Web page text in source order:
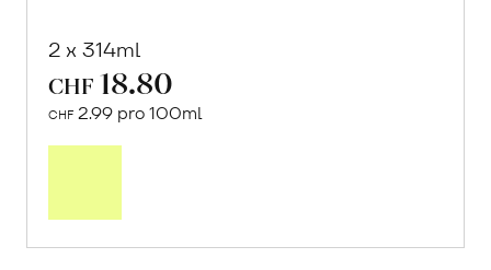
2 x 314ml
CHF 18.80
CHF 2.99 pro 100ml